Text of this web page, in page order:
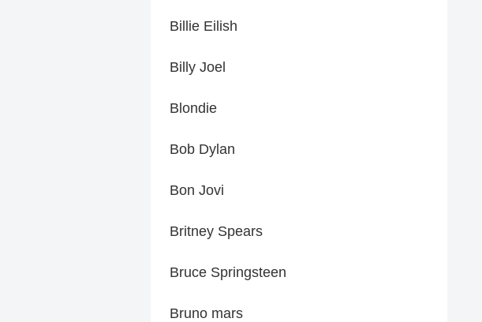
Billie Eilish
Billy Joel
Blondie
Bob Dylan
Bon Jovi
Britney Spears
Bruce Springsteen
Bruno mars